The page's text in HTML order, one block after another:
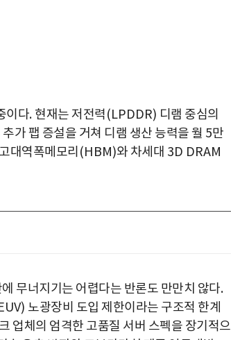
이다. 현재는 저전력(LPDDR) 디램 중심의
가 팹 증설을 거쳐 디램 생산 능력을 월 5만
대역폭메모리 (HBM)와 차세대 3D DRAM
무너지기는 어렵다는 반론도 만만치 않다.
노광장비 도입 제한이라는 구조적 한계
업체의 엄격한 고품질 서버 스펙을 장기적으